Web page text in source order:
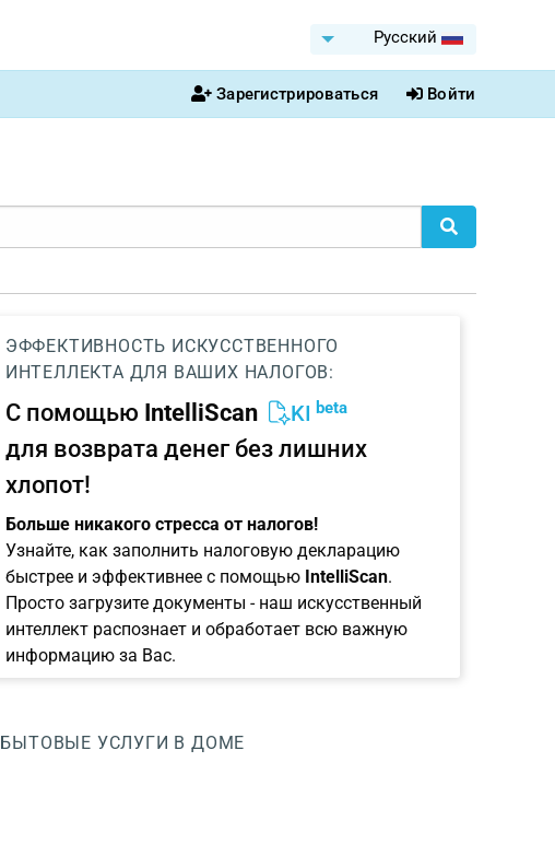
Pусский
Зарегистрироваться Войти
ЭФФЕКТИВНОСТЬ ИСКУССТВЕННОГО
ИНТЕЛЛЕКТА ДЛЯ ВАШИХ НАЛОГОВ:
С помощью IntelliScan KI beta
для возврата денег без лишних
хлопот!
Больше никакого стресса от налогов!
Узнайте, как заполнить налоговую декларацию
быстрее и эффективнее с помощью IntelliScan.
Просто загрузите документы - наш искусственный
интеллект распознает и обработает всю важную
информацию за Вас.
БЫТОВЫЕ УСЛУГИ В ДОМЕ